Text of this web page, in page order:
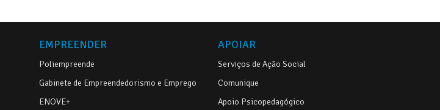
EMPREENDER
Poliempreende
Gabinete de Empreendedorismo e Emprego
ENOVE+
APOIAR
Serviços de Ação Social
Comunique
Apoio Psicopedagógico